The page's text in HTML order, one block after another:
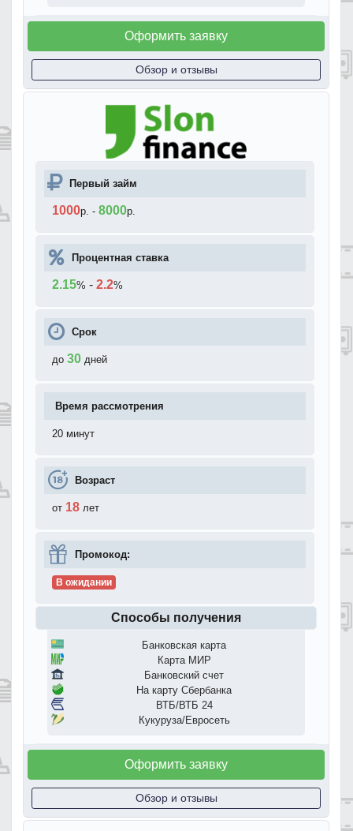
Оформить заявку
Обзор и отзывы
Первый займ
1000р. - 8000р.
Процентная ставка
2.15% - 2.2%
Срок
до 30 дней
Время рассмотрения
20 минут
Возраст
от 18 лет
Промокод:
В ожидании
Способы получения
Банковская карта
Карта МИР
Банковский счет
На карту Сбербанка
ВТБ/ВТБ 24
Кукуруза/Евросеть
Оформить заявку
Обзор и отзывы